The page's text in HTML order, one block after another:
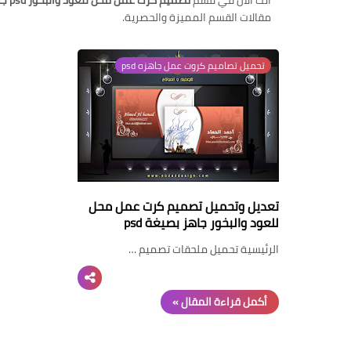
مقالات القسم المميزة والحصرية.
تحميل تصاميم كروت عمل جاهزه psd
تعديل وتحميل تصميم كرت عمل محل
للعود والبخور جاهز بصيغة psd
الرئيسية تحميل ملحقات تصميم …
أكمل قراءة المقال »